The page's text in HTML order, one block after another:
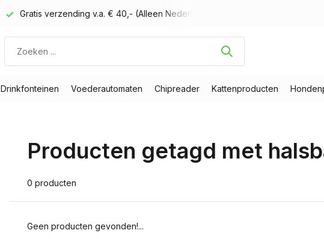
Gratis verzending v.a. € 40,- (Alleen Nederland)
Drinkfonteinen Voederautomaten Chipreader Kattenproducten
Producten getagd met
0 producten
Geen producten gevonden!...